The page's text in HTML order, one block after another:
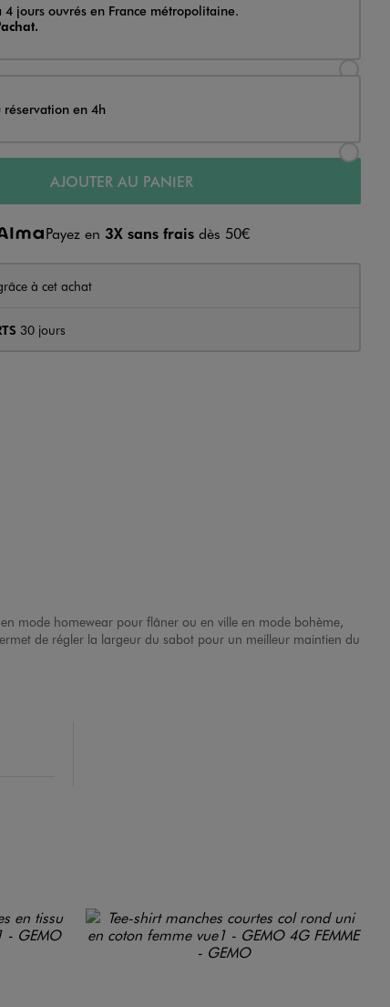
4 jours ouvrés en France métropolitaine.
en 4h
AJOUTER AU PANIER
Payez en 3X sans fraisdès 50€
à cet achat
30 jours
mode homewear pour flâner ou en ville en mode bohème,
de régler la largeur du sabot pour un meilleur maintien du